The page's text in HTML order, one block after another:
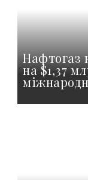
Нафтогаз
на $1,37